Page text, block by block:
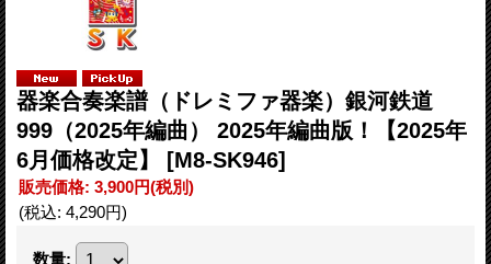
器楽合奏楽譜（ドレミファ器楽）銀河鉄道
999（2025年編曲） 2025年編曲版！【2025年
6月価格改定】
[M8-SK946]
販売価格: 3,900円(税別)
(税込: 4,290円)
数量: